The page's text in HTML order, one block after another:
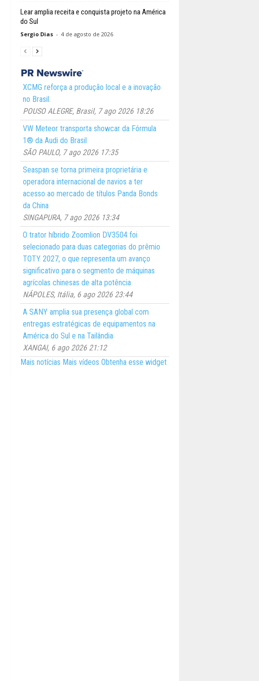
Lear amplia receita e conquista projeto na América
do Sul
Sergio Dias - 4 de agosto de 2026
XCMG reforça a produção local e a inovação
no Brasil.
POUSO ALEGRE, Brasil, 7 ago 2026 18:26
VW Meteor transporta showcar da Fórmula
1® da Audi do Brasil
SÃO PAULO, 7 ago 2026 17:35
Seaspan se torna primeira proprietária e
operadora internacional de navios a ter
acesso ao mercado de títulos Panda Bonds
da China
SINGAPURA, 7 ago 2026 13:34
O trator híbrido Zoomlion DV3504 foi
selecionado para duas categorias do prêmio
TOTY 2027, o que representa um avanço
significativo para o segmento de máquinas
agrícolas chinesas de alta potência
NÁPOLES, Itália, 6 ago 2026 23:44
A SANY amplia sua presença global com
entregas estratégicas de equipamentos na
América do Sul e na Tailândia
XANGAI, 6 ago 2026 21:12
Mais notícias Mais vídeos Obtenha esse widget